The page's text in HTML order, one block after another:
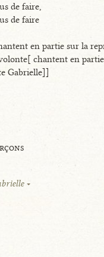
de faire,
de faire
en partie sur la
chantent en
Gabrielle]]